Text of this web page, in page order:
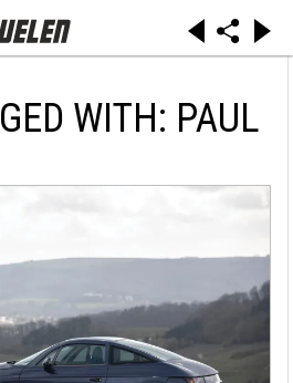
WITH: PAUL